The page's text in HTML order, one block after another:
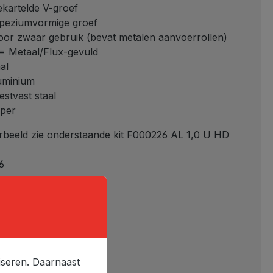
V-groef
groef
zwaar gebruik (bevat metalen aanvoerrollen)
Metaal/Flux-gevuld
staal
zie onderstaande kit F000226 AL 1,0 U HD
Daarnaast